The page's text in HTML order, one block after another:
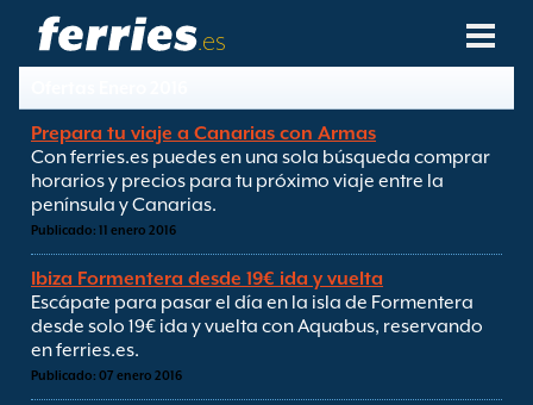
.es
Destinos De Ferries
Rutas De Ferry
Puertos De Ferry
Gestión De Reservas
Prepara tu viaje a Canarias con Armas
Con ferries.es puedes en una sola búsqueda comprar
horarios y precios para tu próximo viaje entre la
península y Canarias.
Publicado: 11 enero 2016
Ibiza Formentera desde 19€ ida y vuelta
Escápate para pasar el día en la isla de Formentera
desde solo 19€ ida y vuelta con Aquabus, reservando
en ferries.es.
Publicado: 07 enero 2016